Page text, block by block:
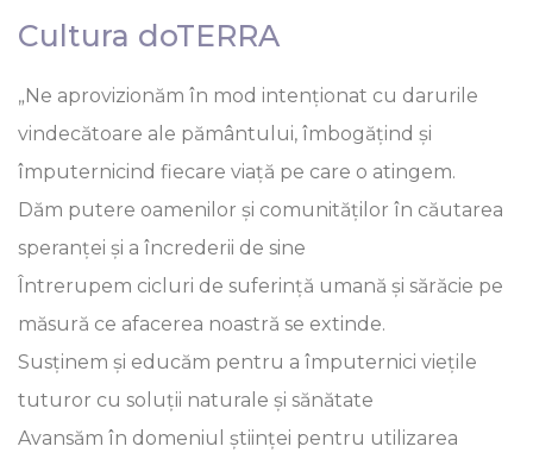
Cultura doTERRA
„Ne aprovizionăm în mod intenționat cu darurile
vindecătoare ale pământului, îmbogățind și
împuternicind fiecare viață pe care o atingem.
Dăm putere oamenilor și comunităților în căutarea
speranței și a încrederii de sine
Întrerupem cicluri de suferință umană și sărăcie pe
măsură ce afacerea noastră se extinde.
Susținem și educăm pentru a împuternici viețile
tuturor cu soluții naturale și sănătate
Avansăm în domeniul științei pentru utilizarea